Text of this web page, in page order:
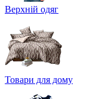
Верхній одяг
Товари для дому